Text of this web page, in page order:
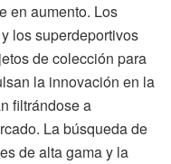
en aumento. Los
los superdeportivos
de colección para
la innovación en la
filtrándose a
La búsqueda de
de alta gama y la